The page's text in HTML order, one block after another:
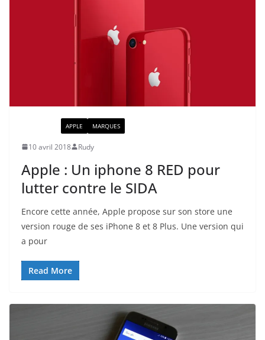
APPLE MARQUES
10 avril 2018 Rudy
Apple : Un iphone 8 RED pour
lutter contre le SIDA
Encore cette année, Apple propose sur son store une
version rouge de ses iPhone 8 et 8 Plus. Une version qui
a pour
Read More